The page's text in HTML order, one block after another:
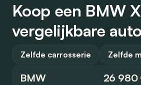
Koop een BMW
vergelijkbare auto
Zelfde carrosserie Zelfde
BMW
26 980